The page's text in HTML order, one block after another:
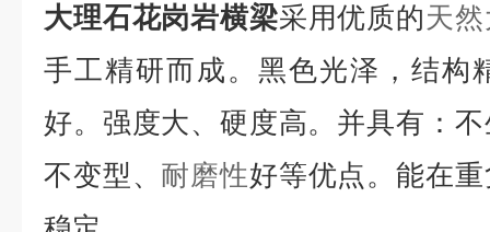
大理石花岗岩横梁采用优质的天
手工精研而成。黑色光泽，结构
好。强度大、硬度高。并具有：
不变型、 耐磨性好等优点。能在